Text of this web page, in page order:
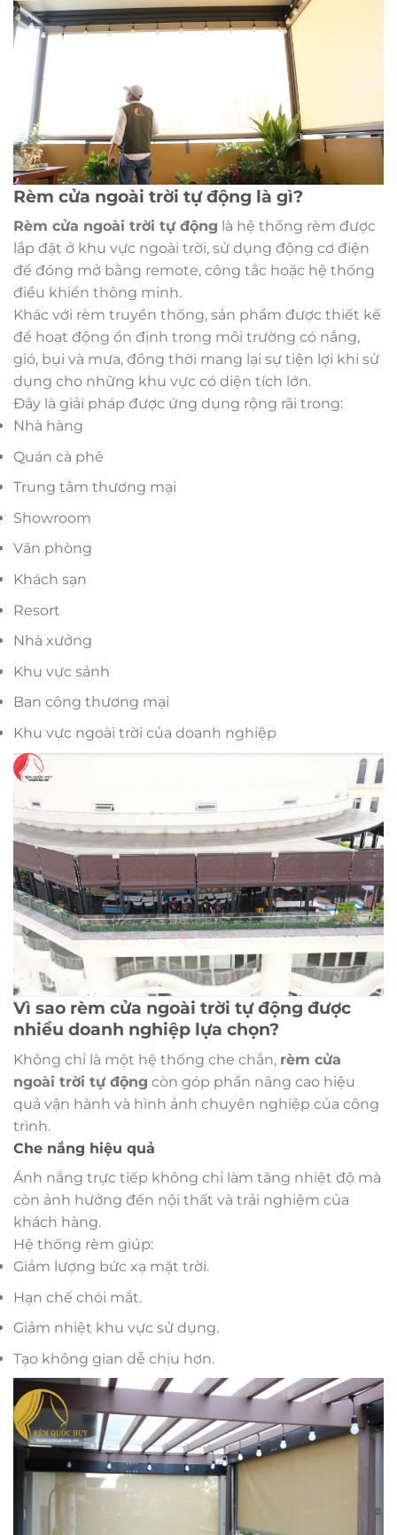
Rèm cửa ngoài trời tự động là gì?
Rèm cửa ngoài trời tự động là hệ thống rèm được
lắp đặt ở khu vực ngoài trời, sử dụng động cơ điện
để đóng mở bằng remote, công tắc hoặc hệ thống
điều khiển thông minh.
Khác với rèm truyền thống, sản phẩm được thiết kế
để hoạt động ổn định trong môi trường có nắng,
gió, bụi và mưa, đồng thời mang lại sự tiện lợi khi sử
dụng cho những khu vực có diện tích lớn.
Đây là giải pháp được ứng dụng rộng rãi trong:
Nhà hàng
Quán cà phê
Trung tâm thương mại
Showroom
Văn phòng
Khách sạn
Resort
Nhà xưởng
Khu vực sảnh
Ban công thương mại
Khu vực ngoài trời của doanh nghiệp
Vì sao rèm cửa ngoài trời tự động được
nhiều doanh nghiệp lựa chọn?
Không chỉ là một hệ thống che chắn, rèm cửa
ngoài trời tự động còn góp phần nâng cao hiệu
quả vận hành và hình ảnh chuyên nghiệp của công
trình.
Che nắng hiệu quả
Ánh nắng trực tiếp không chỉ làm tăng nhiệt độ mà
còn ảnh hưởng đến nội thất và trải nghiệm của
khách hàng.
Hệ thống rèm giúp:
Giảm lượng bức xạ mặt trời.
Hạn chế chói mắt.
Giảm nhiệt khu vực sử dụng.
Tạo không gian dễ chịu hơn.